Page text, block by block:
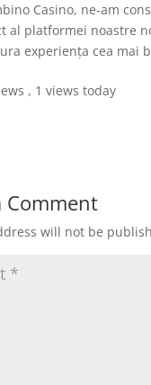
Casino, ne-am
al platformei noastre
experiența cea mai
, 1 views today
Comment
will not be